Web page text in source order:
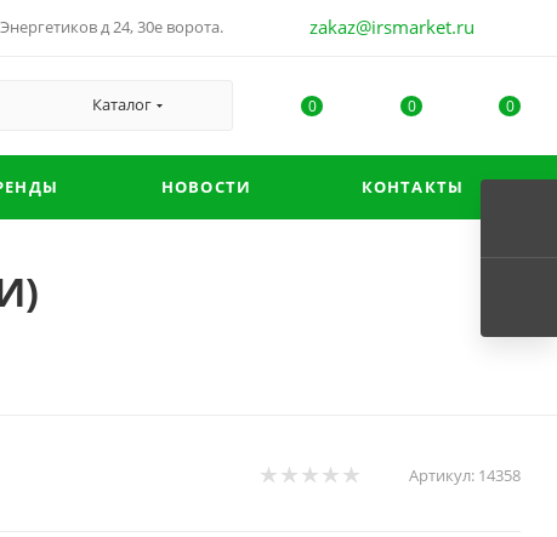
д 24, 30е ворота. zakaz@irsmarket.ru
Каталог 0 0 0
НОВОСТИ КОНТАКТЫ
Артикул: 14358